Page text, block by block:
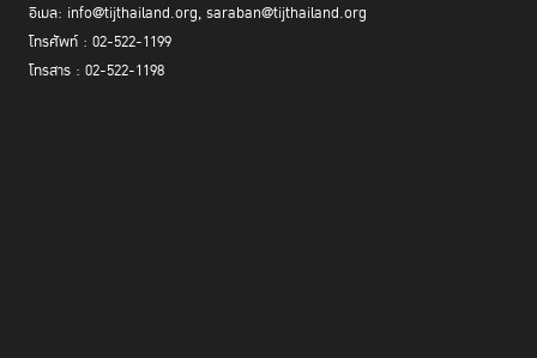
อีเมล: info@tijthailand.org, saraban@tijthailand.org
โทรศัพท์ : 02-522-1199
โทรสาร : 02-522-1198